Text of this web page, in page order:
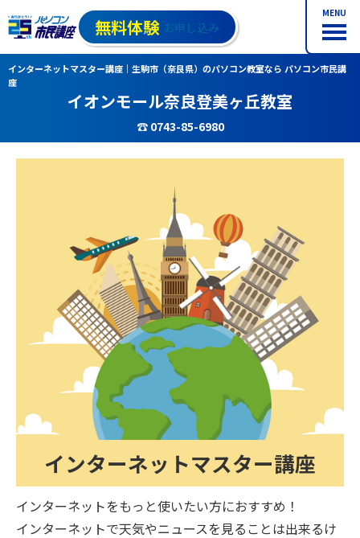
MENU
無料体験 お申し込み
インターネットマスター講座｜生駒市（奈良県）のパソコン教室なら パソコン市民講
座
イオンモール奈良登美ヶ丘教室
☎ 0743-85-6980
インターネットマスター講座
インターネットをもっと使いたい方におすすめ！
インターネットで天気やニュースを見ることは出来るけ